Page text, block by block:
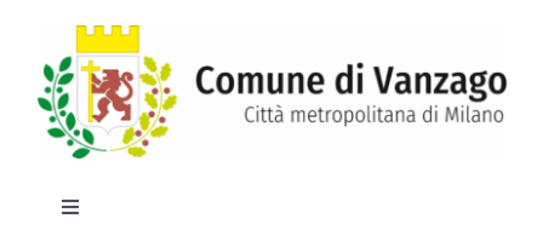
contenuto
Toggle